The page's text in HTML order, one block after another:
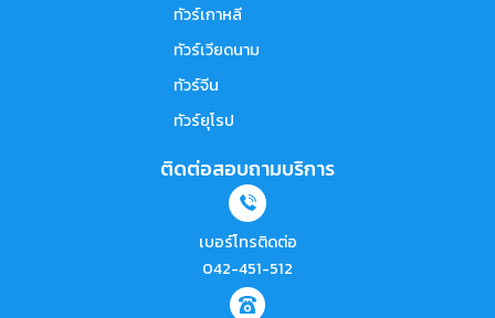
ทัวร์เกาหลี
ทัวร์เวียดนาม
ทัวร์จีน
ทัวร์ยุโรป
ติดต่อสอบถามบริการ
เบอร์โทรติดต่อ
042-451-512